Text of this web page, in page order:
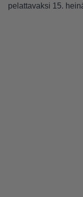
pelattavaksi 15.